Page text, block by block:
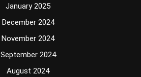
January 2025
December 2024
November 2024
September 2024
August 2024